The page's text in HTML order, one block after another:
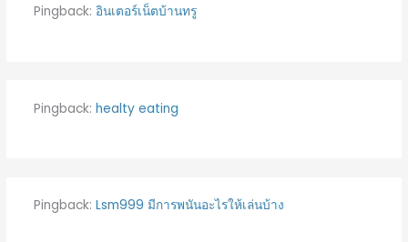
Pingback: อินเตอร์เน็ตบ้านทรู
Pingback: healty eating
Pingback: Lsm999 มีการพนันอะไรให้เล่นบ้าง